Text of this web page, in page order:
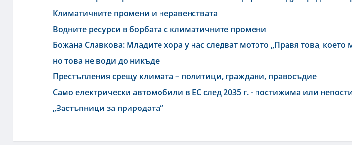
Климатичните промени и неравенствата
Водните ресурси в борбата с климатичните промени
Божана Славкова: Младите хора у нас следват мотото „Правя това, което
но това не води до никъде
Престъпления срещу климата – политици, граждани, правосъдие
Само електрически автомобили в ЕС след 2035 г. - постижима или
„Застъпници за природата“